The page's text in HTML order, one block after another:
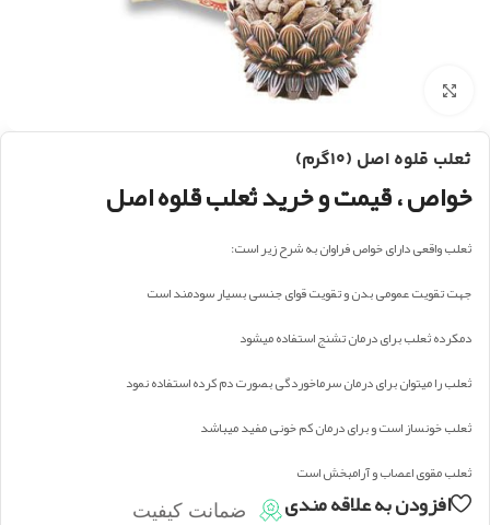
بزرگنمایی تصویر
ثعلب قلوه اصل (۱۰گرم)
خواص ، قیمت و خرید ثعلب قلوه اصل
ثعلب واقعی دارای خواص فراوان به شرح زیر است:
جهت تقویت عمومی بدن و تقویت قوای جنسی بسیار سودمند است
دمکرده ثعلب برای درمان تشنج استفاده میشود
ثعلب را میتوان برای درمان سرماخوردگی بصورت دم کرده استفاده نمود
ثعلب خونساز است و برای درمان کم خونی مفید میباشد
ثعلب مقوی اعصاب و آرامبخش است
افزودن به علاقه مندی ضمانت کیفیت